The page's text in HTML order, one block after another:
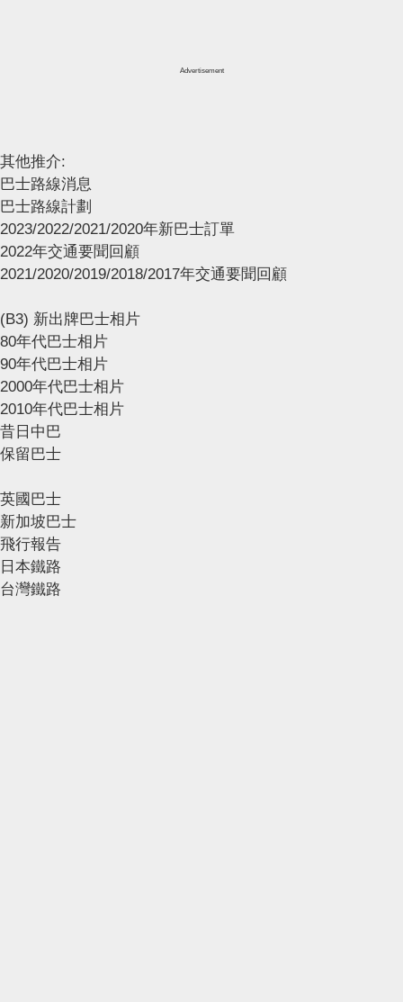
Advertisement
其他推介:
巴士路線消息
巴士路線計劃
2023/2022/2021/2020年新巴士訂單
2022年交通要聞回顧
2021/2020/2019/2018/2017年交通要聞回顧
(B3) 新出牌巴士相片
80年代巴士相片
90年代巴士相片
2000年代巴士相片
2010年代巴士相片
昔日中巴
保留巴士
英國巴士
新加坡巴士
飛行報告
日本鐵路
台灣鐵路